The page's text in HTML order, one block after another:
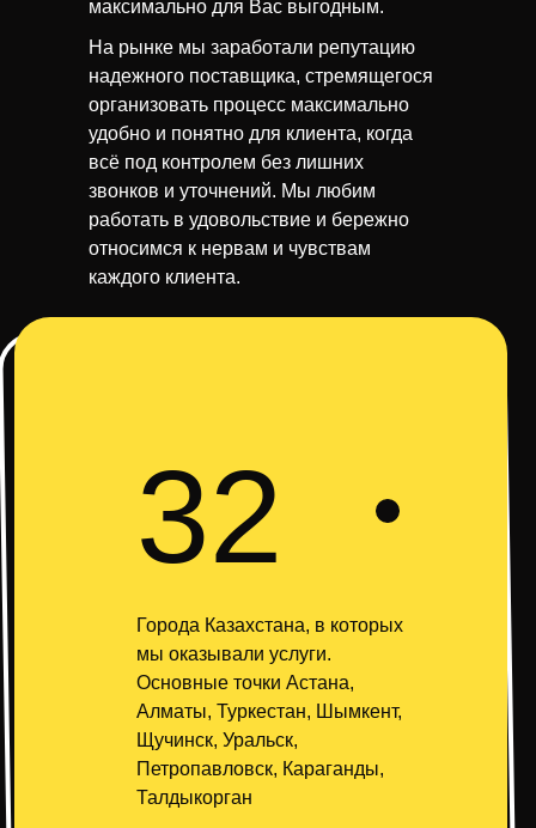
На рынке мы заработали репутацию
надежного поставщика, стремящегося
организовать процесс максимально
удобно и понятно для клиента, когда
всё под контролем без лишних
звонков и уточнений. Мы любим
работать в удовольствие и бережно
относимся к нервам и чувствам
каждого клиента.
максимально для Вас выгодным.
32
Города Казахстана, в которых
мы оказывали услуги.
Основные точки Астана,
Алматы, Туркестан, Шымкент,
Щучинск, Уральск,
Петропавловск, Караганды,
Талдыкорган